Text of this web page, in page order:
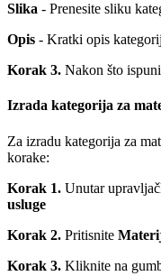
Slika - Prenesite sliku
Opis - Kratki opis
Korak 3. Nakon što
Izrada kategorija za
Za izradu kategorija za
korake:
Korak 1. Unutar
usluge
Korak 2. Pritisnite
Korak 3. Kliknite na